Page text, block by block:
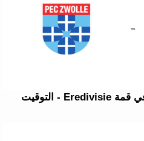
PEC Zwolle ضد AFC Ajax في قمة Eredivisie - التوقيت